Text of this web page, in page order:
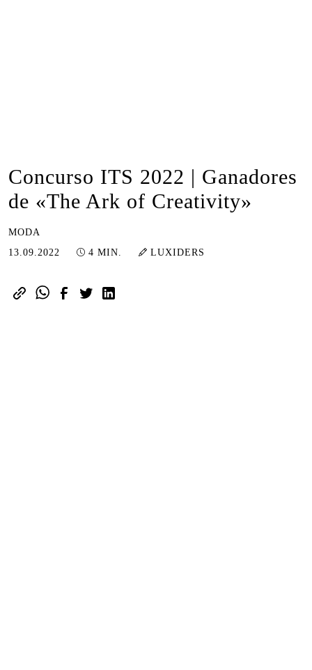
Concurso ITS 2022 | Ganadores
de «The Ark of Creativity»
MODA
13.09.2022 08.03.2023
4 MIN. LUXIDERS